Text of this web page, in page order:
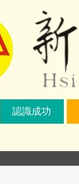
認識成功